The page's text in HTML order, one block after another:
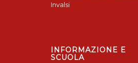
Invalsi
INFORMAZIONE E
SCUOLA